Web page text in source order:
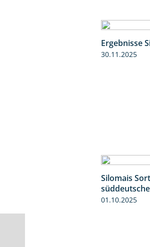
Ergebnisse
30.11.2025
Silomais
01.10.2025